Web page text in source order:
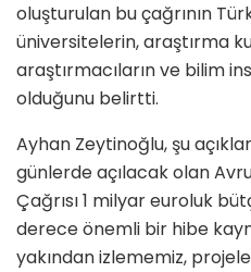
oluşturulan bu çağrının
üniversitelerin, araştırma
araştırmacıların ve bilim
olduğunu belirtti.
Ayhan Zeytinoğlu, şu
günlerde açılacak olan
Çağrısı 1 milyar euroluk
derece önemli bir hibe
yakından izlememiz,